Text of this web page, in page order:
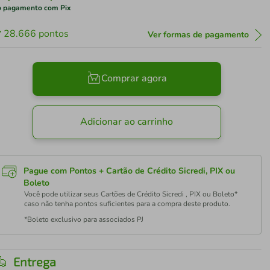
pagamento com Pix
28.666 pontos Ver formas de pagamento
Comprar agora
Adicionar ao carrinho
Pague com Pontos + Cartão de Crédito Sicredi, PIX ou
Boleto
Você pode utilizar seus Cartões de Crédito Sicredi , PIX ou Boleto*
caso não tenha pontos suficientes para a compra deste produto.
*Boleto exclusivo para associados PJ
Entrega